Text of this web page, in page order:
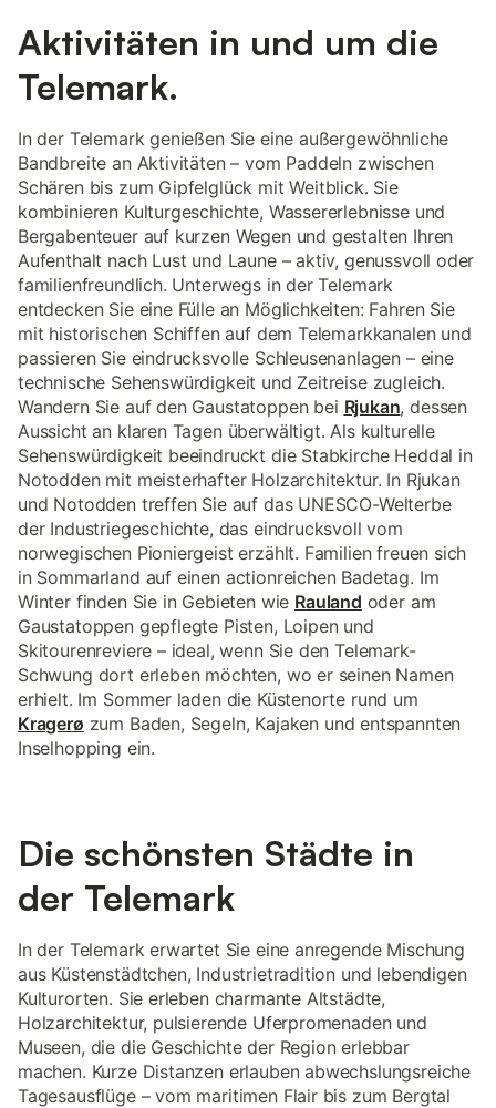
Aktivitäten in und um die
Telemark.
In der Telemark genießen Sie eine außergewöhnliche
Bandbreite an Aktivitäten – vom Paddeln zwischen
Schären bis zum Gipfelglück mit Weitblick. Sie
kombinieren Kulturgeschichte, Wassererlebnisse und
Bergabenteuer auf kurzen Wegen und gestalten Ihren
Aufenthalt nach Lust und Laune – aktiv, genussvoll oder
familienfreundlich. Unterwegs in der Telemark
entdecken Sie eine Fülle an Möglichkeiten: Fahren Sie
mit historischen Schiffen auf dem Telemarkkanalen und
passieren Sie eindrucksvolle Schleusenanlagen – eine
technische Sehenswürdigkeit und Zeitreise zugleich.
Wandern Sie auf den Gaustatoppen bei Rjukan, dessen
Aussicht an klaren Tagen überwältigt. Als kulturelle
Sehenswürdigkeit beeindruckt die Stabkirche Heddal in
Notodden mit meisterhafter Holzarchitektur. In Rjukan
und Notodden treffen Sie auf das UNESCO-Welterbe
der Industriegeschichte, das eindrucksvoll vom
norwegischen Pioniergeist erzählt. Familien freuen sich
in Sommarland auf einen actionreichen Badetag. Im
Winter finden Sie in Gebieten wie Rauland oder am
Gaustatoppen gepflegte Pisten, Loipen und
Skitourenreviere – ideal, wenn Sie den Telemark-
Schwung dort erleben möchten, wo er seinen Namen
erhielt. Im Sommer laden die Küstenorte rund um
Kragerø zum Baden, Segeln, Kajaken und entspannten
Inselhopping ein.
Die schönsten Städte in
der Telemark
In der Telemark erwartet Sie eine anregende Mischung
aus Küstenstädtchen, Industrietradition und lebendigen
Kulturorten. Sie erleben charmante Altstädte,
Holzarchitektur, pulsierende Uferpromenaden und
Museen, die die Geschichte der Region erlebbar
machen. Kurze Distanzen erlauben abwechslungsreiche
Tagesausflüge – vom maritimen Flair bis zum Bergtal